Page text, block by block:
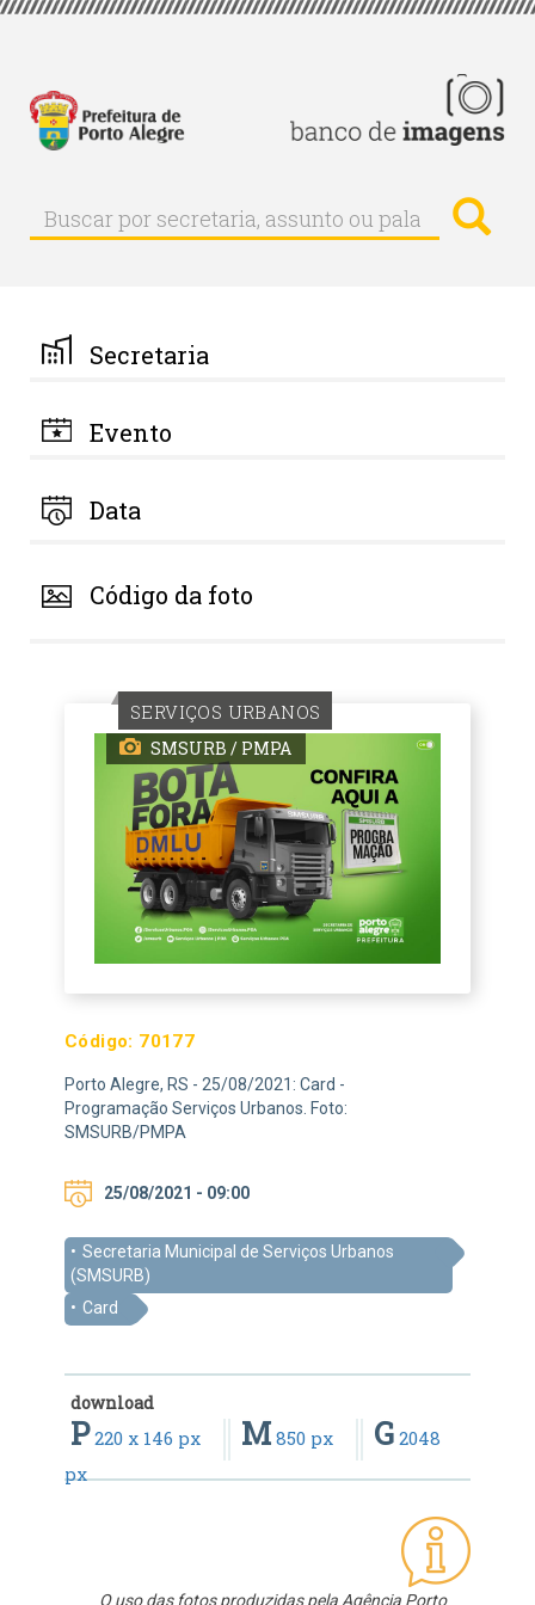
Pular
principal
Buscar
Buscar
por
palavra-
chave
Secretaria
Evento
Data
Código da foto
SERVIÇOS URBANOS
SMSURB / PMPA
Código: 70177
Porto Alegre, RS - 25/08/2021: Card -
Programação Serviços Urbanos. Foto:
SMSURB/PMPA
25/08/2021 - 09:00
Secretaria Municipal de Serviços Urbanos
(SMSURB)
Card
download
P220 x 146 px M 850 px G 2048
px
O uso das fotos produzidas pela Agência Porto